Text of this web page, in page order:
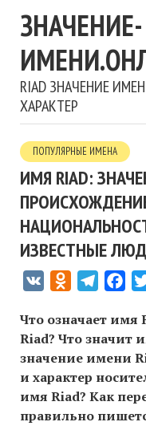
ЗНАЧЕНИЕ-
RIAD ЗНАЧЕНИЕ
ХАРАКТЕР
ПОПУЛЯРНЫЕ ИМЕНА
ИМЯ RIAD:
ИЗВЕСТНЫЕ
VK
Что означает имя
Riad? Что значит
значение имени
и характер
имя Riad? Как
правильно